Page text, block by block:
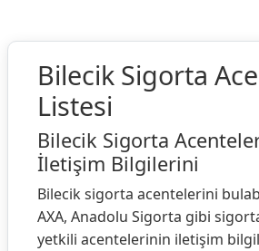
Bilecik Sigorta
Listesi
Bilecik Sigorta
İletişim Bilgilerini
Bilecik sigorta acentelerini
AXA, Anadolu Sigorta gibi
yetkili acentelerinin iletişim